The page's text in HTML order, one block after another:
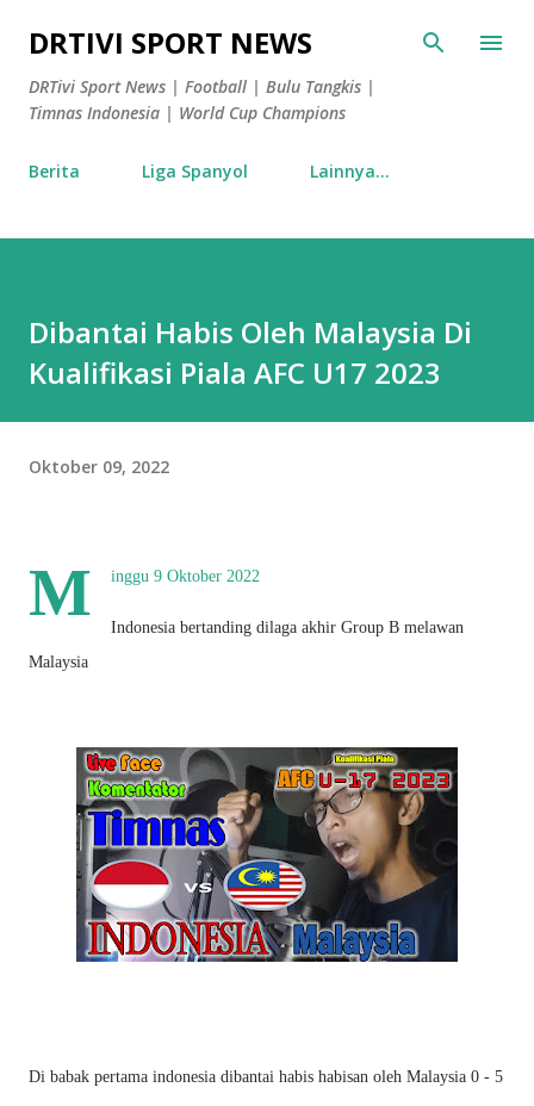
Langsung ke konten utama
DRTIVI SPORT NEWS
DRTivi Sport News | Football | Bulu Tangkis |
Timnas Indonesia | World Cup Champions
Berita Liga Spanyol Lainnya…
Dibantai Habis Oleh Malaysia Di
Kualifikasi Piala AFC U17 2023
Oktober 09, 2022
M inggu 9 Oktober 2022
Indonesia bertanding dilaga akhir Group B melawan
Malaysia
Di babak pertama indonesia dibantai habis habisan oleh Malaysia 0 - 5